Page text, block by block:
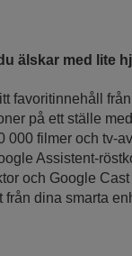
älskar med lite
favoritinnehåll
på ett ställe
000 filmer och tv-
Assistent-
och Google Cast
från dina smarta